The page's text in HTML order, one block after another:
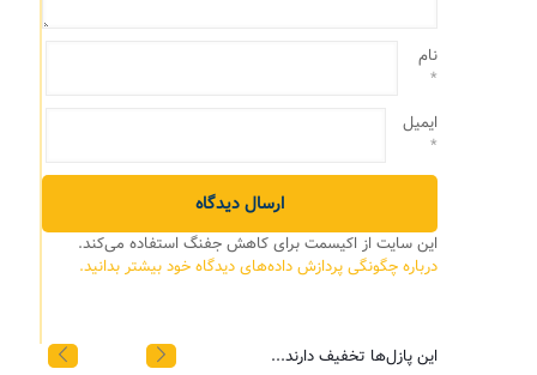
نام
*
ایمیل
*
این سایت از اکیسمت برای کاهش جفنگ استفاده می‌کند.
درباره چگونگی پردازش داده‌های دیدگاه خود بیشتر بدانید.
این پازل‌ها تخفیف دارند...